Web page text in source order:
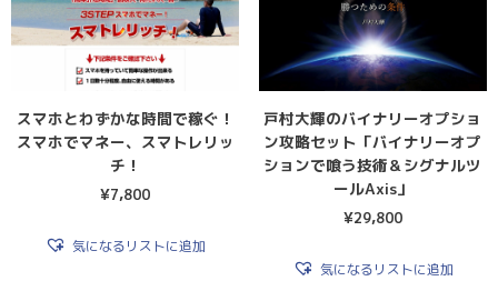
スマホとわずかな時間で稼ぐ！
スマホでマネー、スマトレリッ
チ！
¥7,800
気になるリストに追加
戸村大輝のバイナリーオプショ
ン攻略セット「バイナリーオプ
ションで喰う技術＆シグナルツ
ールAxis」
¥29,800
気になるリストに追加